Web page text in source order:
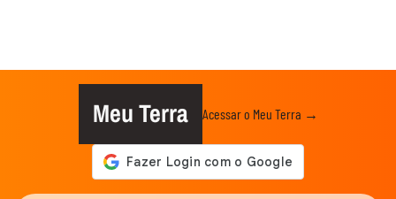
Meu Terra Acessar o Meu Terra →